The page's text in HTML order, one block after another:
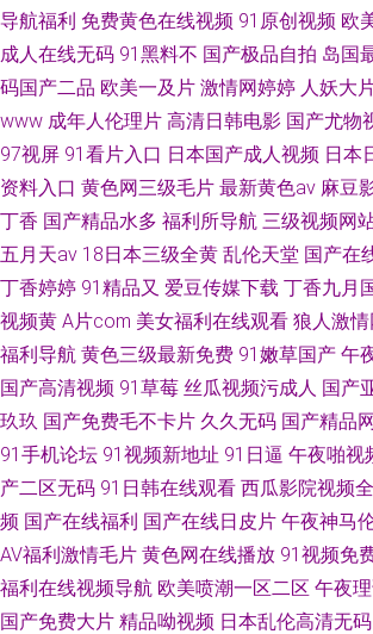
导航福利 免费黄色在线视频 91原创视频 欧
成人在线无码 91黑料不 国产极品自拍 岛国
码国产二品 欧美一及片 激情网婷婷 人妖大
www 成年人伦理片 高清日韩电影 国产尤物
97视屏 91看片入口 日本国产成人视频 日本
资料入口 黄色网三级毛片 最新黄色av 麻豆
丁香 国产精品水多 福利所导航 三级视频网
五月天av 18日本三级全黄 乱伦天堂 国产在
丁香婷婷 91精品又 爱豆传媒下载 丁香九月
视频黄 A片com 美女福利在线观看 狼人激情
福利导航 黄色三级最新免费 91嫩草国产 午
国产高清视频 91草莓 丝瓜视频污成人 国产
玖玖 国产免费毛不卡片 久久无码 国产精品
91手机论坛 91视频新地址 91日逼 午夜啪视
产二区无码 91日韩在线观看 西瓜影院视频
频 国产在线福利 国产在线日皮片 午夜神马
AV福利激情毛片 黄色网在线播放 91视频免
福利在线视频导航 欧美喷潮一区二区 午夜
国产免费大片 精品呦视频 日本乱伦高清无码